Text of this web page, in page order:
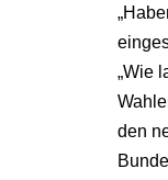
„Wie
den